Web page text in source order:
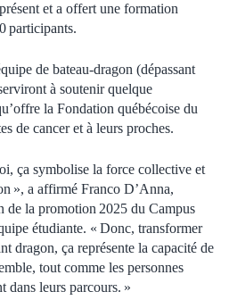
et a offert une formation
participants.
de bateau-dragon (dépassant
à soutenir quelque
la Fondation québécoise du
de cancer et à leurs proches.
ça symbolise la force collective et
», a affirmé Franco D’Anna,
de la promotion 2025 du Campus
étudiante. « Donc, transformer
dragon, ça représente la capacité de
tout comme les personnes
dans leurs parcours. »